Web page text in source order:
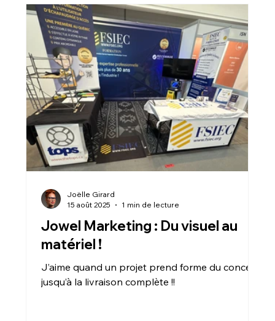
Jowel Marketing : Du visuel au
matériel !
J’aime quand un projet prend forme du concept
jusqu’à la livraison complète !!
Joëlle Girard
15 août 2025
1 min de lecture